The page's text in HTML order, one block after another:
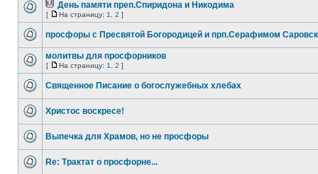
День памяти преп.Спиридона и Никодима
[ На страницу: 1 2 ]
просфоры с Пресвятой Богородицей и прп.Серафимом
молитвы для просфорников
[ На страницу: 1 2 ]
Священное Писание о богослужебных хлебах
Христос воскресе!
Выпечка для Храмов, но не просфоры
Re: Трактат о просфорне...